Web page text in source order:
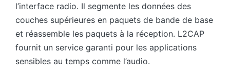
l’interface radio. Il segmente les données des
couches supérieures en paquets de bande de base
et réassemble les paquets à la réception. L2CAP
fournit un service garanti pour les applications
sensibles au temps comme l’audio.